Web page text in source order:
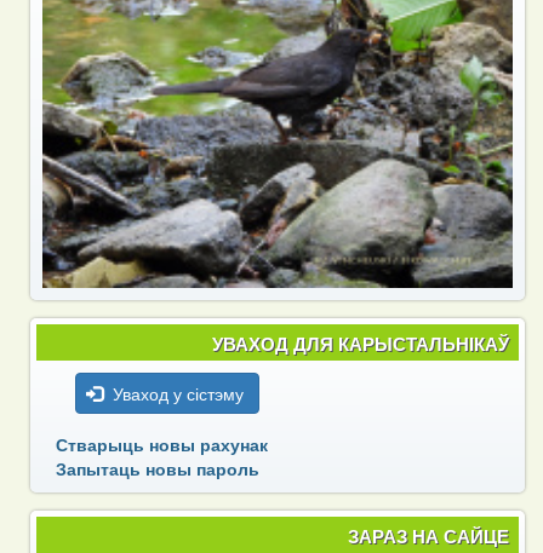
УВАХОД ДЛЯ КАРЫСТАЛЬНІКАЎ
Уваход у сістэму
Стварыць новы рахунак
Запытаць новы пароль
ЗАРАЗ НА САЙЦЕ